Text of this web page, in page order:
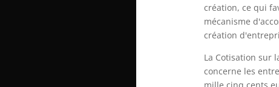
création, ce qui
mécanisme
création
La Cotisation sur
concerne les